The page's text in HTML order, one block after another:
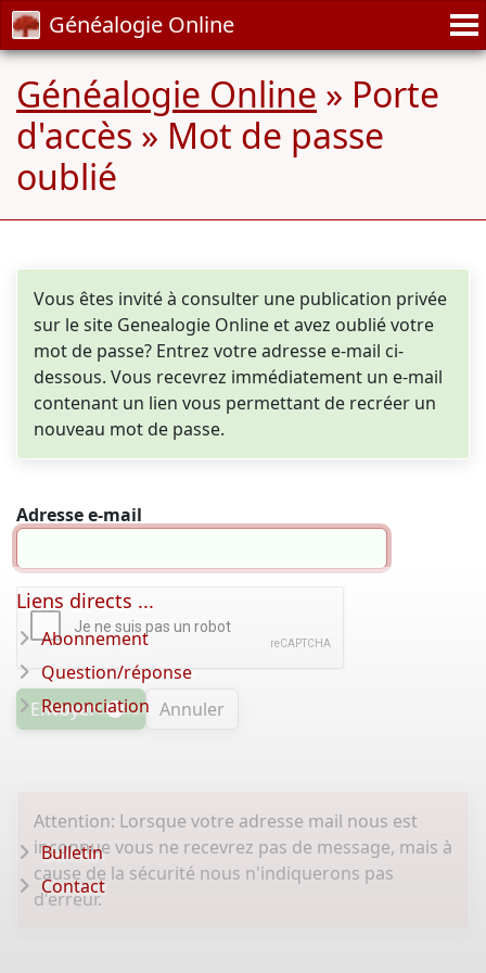
Généalogie Online
Généalogie Online » Porte
d'accès » Mot de passe
oublié
Vous êtes invité à consulter une publication privée
sur le site Genealogie Online et avez oublié votre
mot de passe? Entrez votre adresse e-mail ci-
dessous. Vous recevrez immédiatement un e-mail
contenant un lien vous permettant de recréer un
nouveau mot de passe.
Adresse e-mail
Envoyer Annuler
Attention: Lorsque votre adresse mail nous est
inconnue vous ne recevrez pas de message, mais à
cause de la sécurité nous n'indiquerons pas
d'erreur.
Liens directs ...
Abonnement
Question/réponse
Renonciation
Bulletin
Contact